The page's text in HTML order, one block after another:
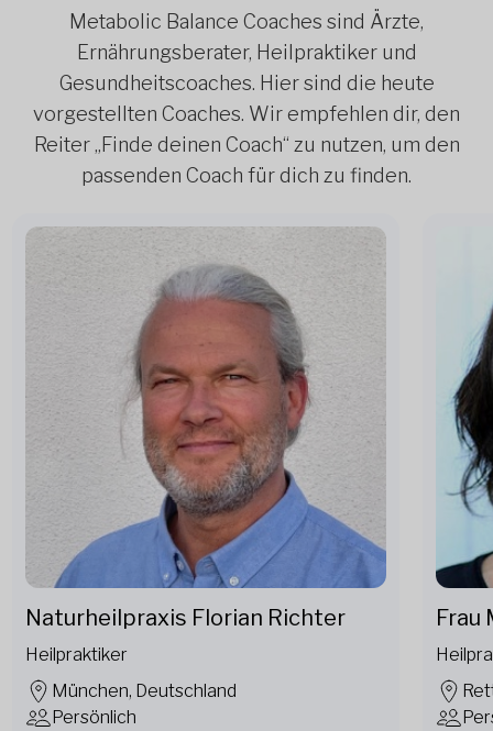
Metabolic Balance Coaches sind Ärzte,
Ernährungsberater, Heilpraktiker und
Gesundheitscoaches. Hier sind die heute
vorgestellten Coaches. Wir empfehlen dir, den
Reiter „Finde deinen Coach“ zu nutzen, um den
passenden Coach für dich zu finden.
Naturheilpraxis Florian Richter
Heilpraktiker
München, Deutschland
Persönlich
Frau